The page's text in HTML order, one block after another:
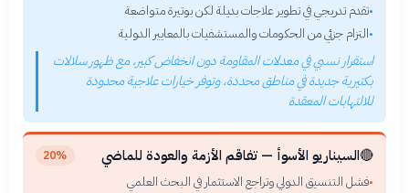
•تقدم تدريجي في تطوير علاجات بديلة لكن بوتيرة متواضعة
•التزام جزئي من الحكومات والمستشفيات بالمعايير الدولية
استقرار نسبي في معدلات المقاومة دون انخفاض كبير، مع ظهور سلالات
بكتيرية جديدة في مناطق محددة، وتوفر خيارات علاجية محدودة
للالتهابات المعقدة
🔴السيناريو الأسوأ — تفاقم الأزمة والعودة للماضي 20%
•فشل التنسيق الدولي وتراجع الاستثمار في البحث العلمي